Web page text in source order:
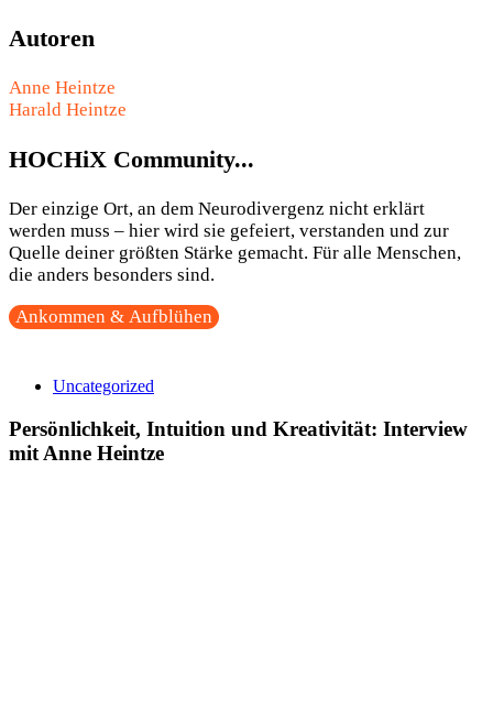
Autoren
Anne Heintze
Harald Heintze
HOCHiX Community...
Der einzige Ort, an dem Neurodivergenz nicht erklärt
werden muss – hier wird sie gefeiert, verstanden und zur
Quelle deiner größten Stärke gemacht. Für alle Menschen,
die anders besonders sind.
Ankommen & Aufblühen
Uncategorized
Persönlichkeit, Intuition und Kreativität: Interview
mit Anne Heintze